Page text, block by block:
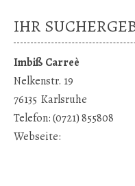
IHR
Imbiß Carreè
Nelkenstr. 19
76135 Karlsruhe
Telefon:(0721) 855808
Webseite: